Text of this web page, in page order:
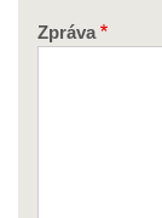
Zpráva